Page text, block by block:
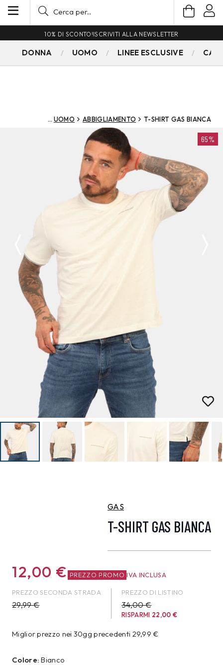
10% DI SCONTO!ISCRIVITI ALLA NEWSLETTER
DONNA UOMO LINEE ESCLUSIVE
UOMO ABBIGLIAMENTO T-SHIRT GAS BIANCA
65%
GAS
T-SHIRT GAS BIANCA
12,00 € PREZZO PROMO IVA INCLUSA
PREZZO SECONDA STRADA
29,99€
PREZZO DI LISTINO
34,00 €
RISPARMI 22,00€
Miglior prezzo nei 30gg precedenti 29,99€
Colore: Bianco